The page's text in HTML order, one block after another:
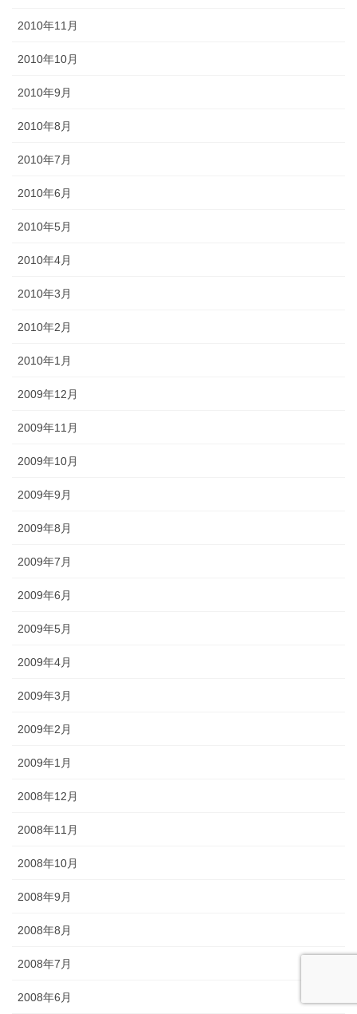
2010年11月
2010年10月
2010年9月
2010年8月
2010年7月
2010年6月
2010年5月
2010年4月
2010年3月
2010年2月
2010年1月
2009年12月
2009年11月
2009年10月
2009年9月
2009年8月
2009年7月
2009年6月
2009年5月
2009年4月
2009年3月
2009年2月
2009年1月
2008年12月
2008年11月
2008年10月
2008年9月
2008年8月
2008年7月
2008年6月